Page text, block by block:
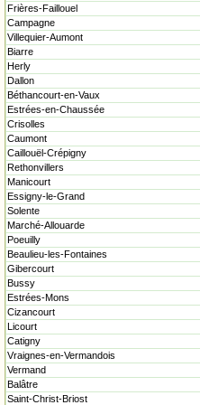
Frières-Faillouel
Campagne
Villequier-Aumont
Biarre
Herly
Dallon
Béthancourt-en-Vaux
Estrées-en-Chaussée
Crisolles
Caumont
Caillouël-Crépigny
Rethonvillers
Manicourt
Essigny-le-Grand
Solente
Marché-Allouarde
Poeuilly
Beaulieu-les-Fontaines
Gibercourt
Bussy
Estrées-Mons
Cizancourt
Licourt
Catigny
Vraignes-en-Vermandois
Vermand
Balâtre
Saint-Christ-Briost